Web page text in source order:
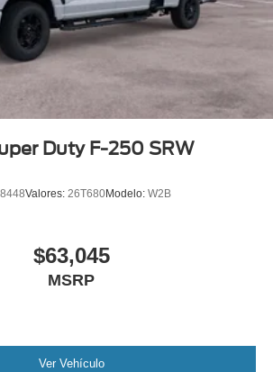
Duty F-250 SRW
Valores: 26T680Modelo: W2B
$63,045
MSRP
Ver Vehículo